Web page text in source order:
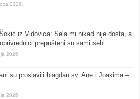
2026.
iz Vidovica: Sela mi nikad nije dosta, a
prepušteni su sami sebi
2026.
su proslavili blagdan sv. Ane i Joakima –
2026.